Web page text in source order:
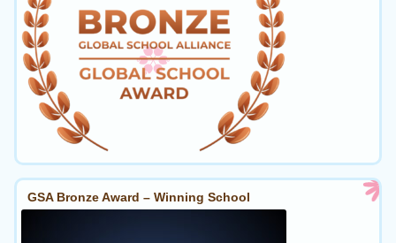
GSA Bronze Award – Winning School